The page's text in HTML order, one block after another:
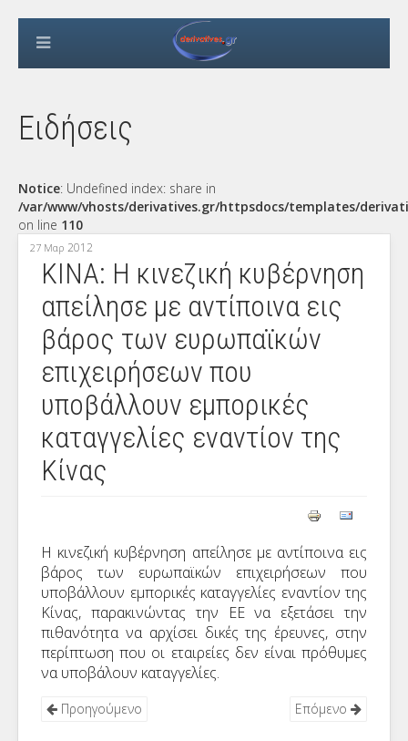
Ειδήσεις
Notice: Undefined index: share in
/var/www/vhosts/derivatives.gr/httpsdocs/templates/
on line 110
27 Μαρ 2012
ΚΙΝΑ: Η κινεζική κυβέρνηση
απείλησε με αντίποινα εις
βάρος των ευρωπαϊκών
επιχειρήσεων που
υποβάλλουν εμπορικές
καταγγελίες εναντίον της
Κίνας
Η κινεζική κυβέρνηση απείλησε με αντίποινα εις
βάρος των ευρωπαϊκών επιχειρήσεων που
υποβάλλουν εμπορικές καταγγελίες εναντίον της
Κίνας, παρακινώντας την ΕΕ να εξετάσει την
πιθανότητα να αρχίσει δικές της έρευνες, στην
περίπτωση που οι εταιρείες δεν είναι πρόθυμες
να υποβάλουν καταγγελίες.
Προηγούμενο Επόμενο